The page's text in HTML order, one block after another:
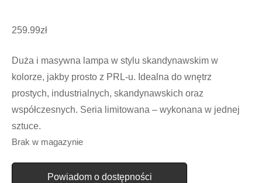
259.99zł
Duża i masywna lampa w stylu skandynawskim w
kolorze, jakby prosto z PRL-u. Idealna do wnętrz
prostych, industrialnych, skandynawskich oraz
współczesnych. Seria limitowana – wykonana w jednej
sztuce.
Brak w magazynie
Powiadom o dostępności